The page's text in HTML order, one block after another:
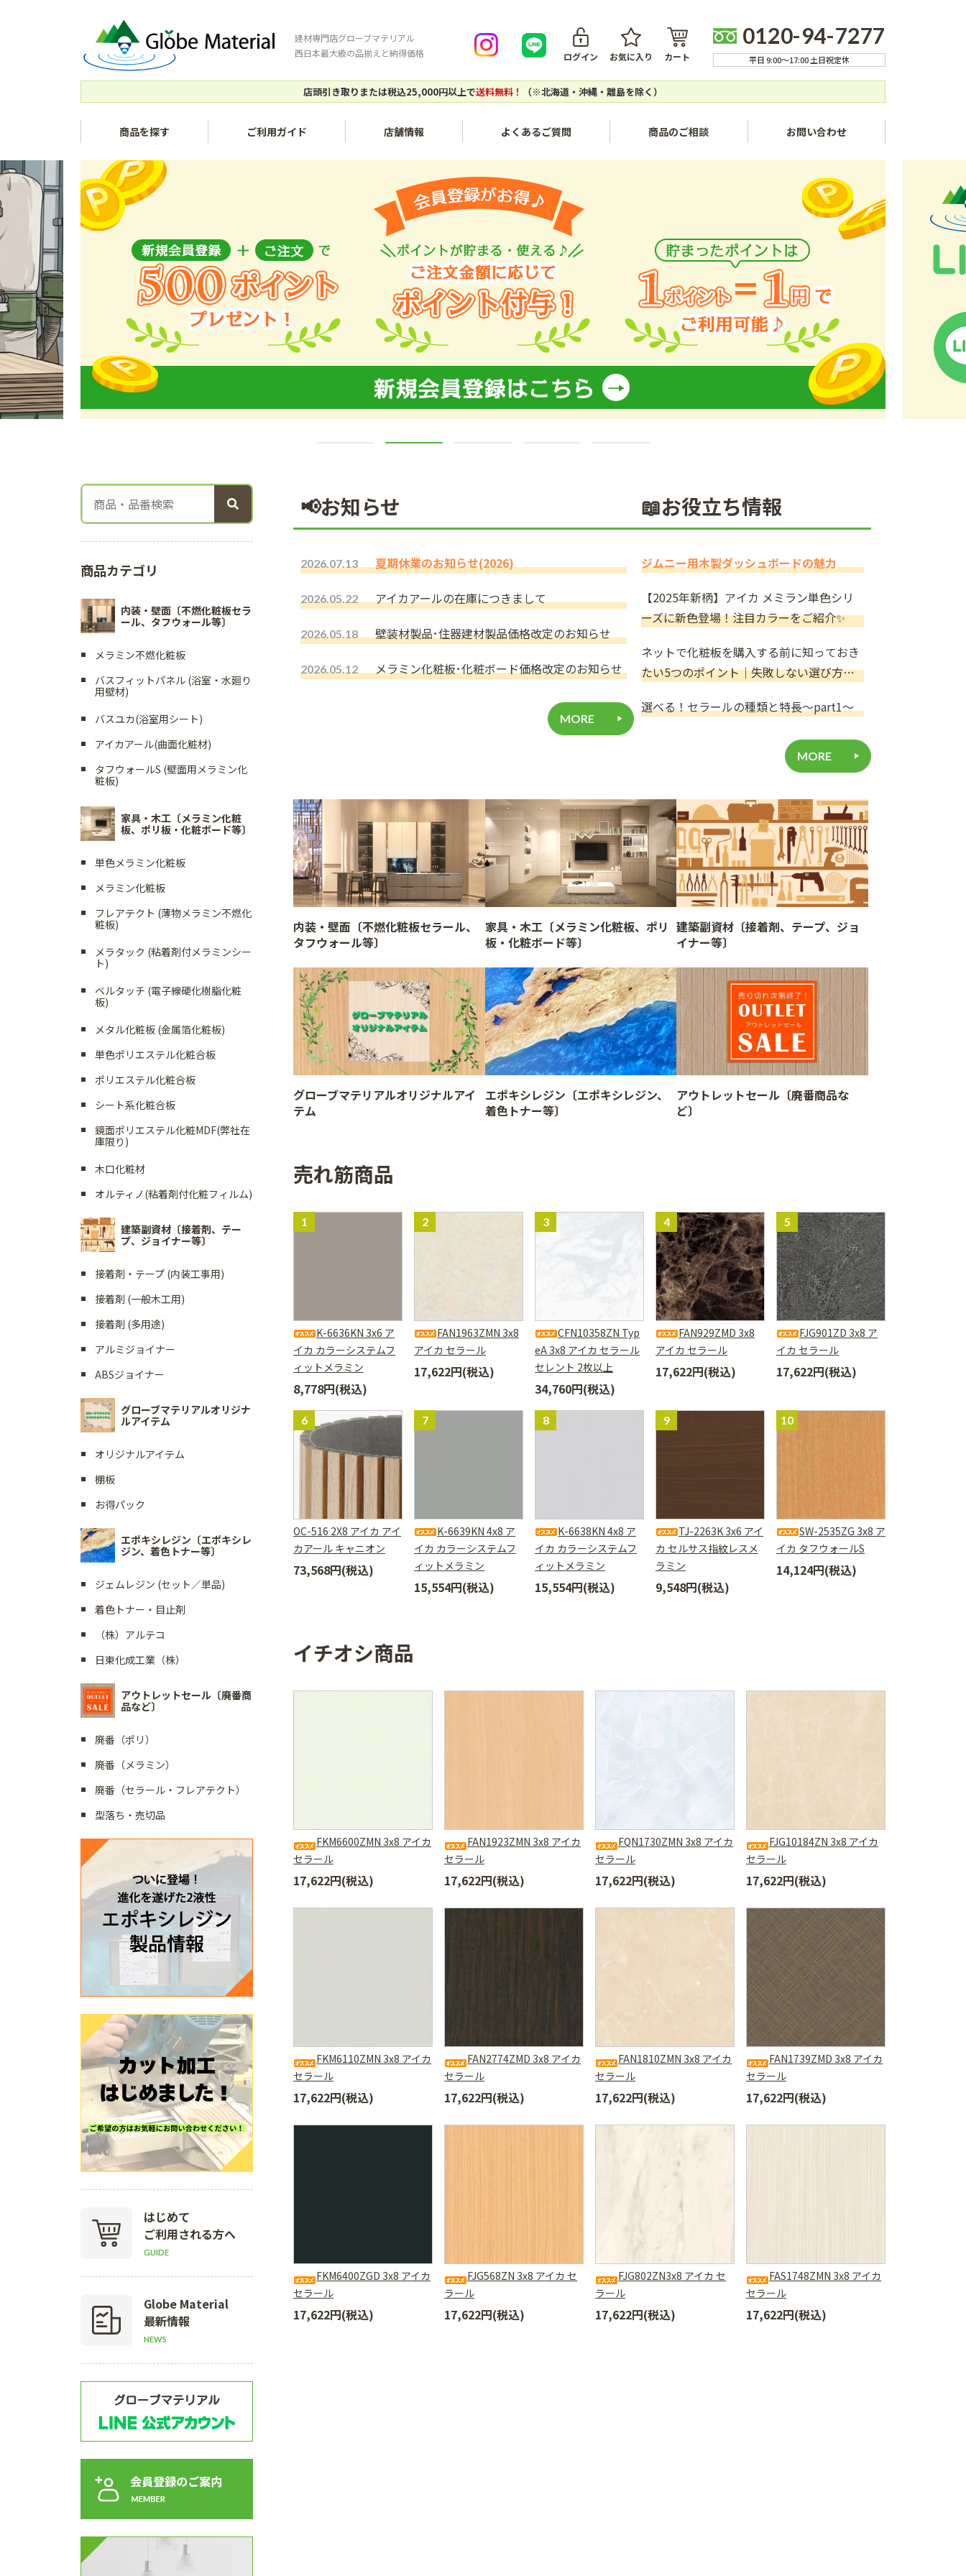
建材専門店グローブマテリアル
西日本最大級の品揃えと納得価格
ログイン お気に入り カート
0120-94-7277
平日 9:00～17:00 土日祝定休
店頭引き取りまたは税込25,000円以上で送料無料！ （※北海道・沖縄・離島を除く）
商品を探す
内装・壁面〔不燃化粧板セラ
ール、タフウォール等〕
家具・木工〔メラミン化粧
板、ポリ板・化粧ボード等〕
建築副資材〔接着剤、テー
プ、ジョイナー等〕
グローブマテリアルオリジナ
ルアイテム
エポキシレジン〔エポキシレ
ジン、着色トナー等〕
アウトレットセール〔廃番商
品など〕
ご利用ガイド
会員登録について
ご注文の流れ
対応エリア
配送について
個人宅・現場配送について
配送料について
店頭引き取りについて
返品について
店舗情報 よくあるご質問 商品のご相談 お問い合わせ
📢お知らせ
2026.07.13 夏期休業のお知らせ(2026)
2026.05.22 アイカアールの在庫につきまして
2026.05.18 壁装材製品･住器建材製品価格改定のお知らせ
2026.05.12 メラミン化粧板･化粧ボード価格改定のお知らせ
MORE
📖お役立ち情報
ジムニー用木製ダッシュボードの魅力
【2025年新柄】アイカ メミラン単色シリ
ーズに新色登場！注目カラーをご紹介✨
ネットで化粧板を購入する前に知っておき
たい5つのポイント｜失敗しない選び方を
選べる！セラールの種類と特長～part1～
MORE
内装・壁面〔不燃化粧板セラール、
タフウォール等〕
家具・木工〔メラミン化粧板、ポリ
板・化粧ボード等〕
建築副資材〔接着剤、テープ、ジョ
イナー等〕
グローブマテリアルオリジナルアイ
テム
エポキシレジン〔エポキシレジン、
着色トナー等〕
アウトレットセール〔廃番商品な
ど〕
売れ筋商品
K-6636KN 3x6 ア
イカ カラーシステムフ
ィットメラミン
8,778円(税込)
FAN1963ZMN 3x8
アイカ セラール
17,622円(税込)
CFN10358ZN Typ
eA 3x8 アイカ セラール
セレント 2枚以上
34,760円(税込)
FAN929ZMD 3x8
アイカ セラール
17,622円(税込)
FJG901ZD 3x8 ア
イカ セラール
17,622円(税込)
OC-516 2X8 アイカ アイ
カアール キャニオン
73,568円(税込)
K-6639KN 4x8 ア
イカ カラーシステムフ
ィットメラミン
15,554円(税込)
K-6638KN 4x8 ア
イカ カラーシステムフ
ィットメラミン
15,554円(税込)
TJ-2263K 3x6 アイ
カ セルサス指紋レスメ
ラミン
9,548円(税込)
SW-2535ZG 3x8 ア
イカ タフウォールS
14,124円(税込)
イチオシ商品
FKM6600ZMN 3x8 アイカ
セラール
17,622円(税込)
FAN1923ZMN 3x8 アイカ
セラール
17,622円(税込)
FQN1730ZMN 3x8 アイカ
セラール
17,622円(税込)
FJG10184ZN 3x8 アイカ
セラール
17,622円(税込)
FKM6110ZMN 3x8 アイカ
セラール
17,622円(税込)
FAN2774ZMD 3x8 アイカ
セラール
17,622円(税込)
FAN1810ZMN 3x8 アイカ
セラール
17,622円(税込)
FAN1739ZMD 3x8 アイカ
セラール
17,622円(税込)
FKM6400ZGD 3x8 アイカ
セラール
17,622円(税込)
FJG568ZN 3x8 アイカ セ
ラール
17,622円(税込)
FJG802ZN3x8 アイカ セ
ラール
17,622円(税込)
FAS1748ZMN 3x8 アイカ
セラール
17,622円(税込)
商品カテゴリ
内装・壁面〔不燃化粧板セラ
ール、タフウォール等〕
メラミン不燃化粧板
バスフィットパネル (浴室・水廻り
用壁材)
バスユカ(浴室用シート)
アイカアール(曲面化粧材)
タフウォールS (壁面用メラミン化
粧板)
家具・木工〔メラミン化粧
板、ポリ板・化粧ボード等〕
単色メラミン化粧板
メラミン化粧板
フレアテクト (薄物メラミン不燃化
粧板)
メラタック (粘着剤付メラミンシー
ト)
ベルタッチ (電子線硬化樹脂化粧
板)
メタル化粧板 (金属箔化粧板)
単色ポリエステル化粧合板
ポリエステル化粧合板
シート系化粧合板
鏡面ポリエステル化粧MDF(弊社在
庫限り)
木口化粧材
オルティノ(粘着剤付化粧フィルム)
建築副資材〔接着剤、テー
プ、ジョイナー等〕
接着剤・テープ (内装工事用)
接着剤 (一般木工用)
接着剤 (多用途)
アルミジョイナー
ABSジョイナー
グローブマテリアルオリジナ
ルアイテム
オリジナルアイテム
棚板
お得パック
エポキシレジン〔エポキシレ
ジン、着色トナー等〕
ジェムレジン (セット／単品)
着色トナー・目止剤
（株）アルテコ
日東化成工業（株）
アウトレットセール〔廃番商
品など〕
廃番（ポリ）
廃番（メラミン）
廃番（セラール・フレアテクト）
型落ち・売切品
はじめて
ご利用される方へ
GUIDE
Globe Material
最新情報
NEWS